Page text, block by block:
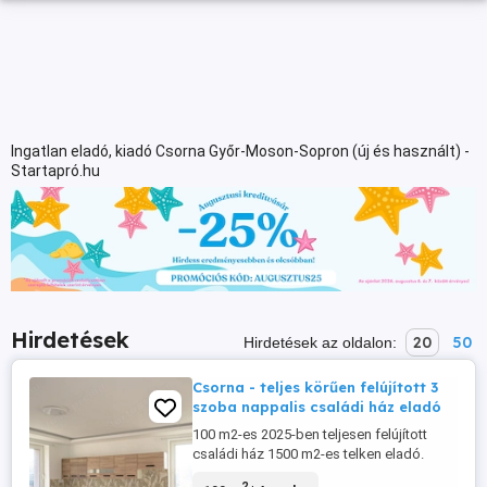
Ingatlan eladó, kiadó Csorna Győr-Moson-Sopron (új és használt) -
Startapró.hu
Hirdetések Hirdetések az oldalon: 20 50
Csorna - teljes körűen felújított 3
szoba nappalis családi ház eladó
100 m2-es 2025-ben teljesen felújított
családi ház 1500 m2-es telken eladó.